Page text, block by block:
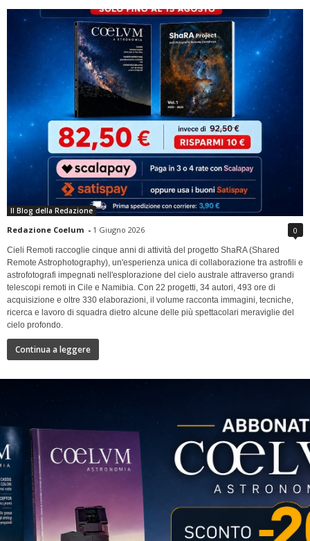
Il Blog della Redazione
Redazione Coelum - 1 Giugno 2026 0
Cieli Remoti raccoglie cinque anni di attività del progetto ShaRA (Shared
Remote Astrophotography), un'esperienza unica di collaborazione tra astrofili e
astrofotografi impegnati nell'esplorazione del cielo australe attraverso grandi
telescopi remoti in Cile e Namibia. Con 22 progetti, 34 autori, 493 ore di
acquisizione e oltre 330 elaborazioni, il volume racconta immagini, tecniche,
ricerca e lavoro di squadra dietro alcune delle più spettacolari meraviglie del
cielo profondo.
Continua a leggere